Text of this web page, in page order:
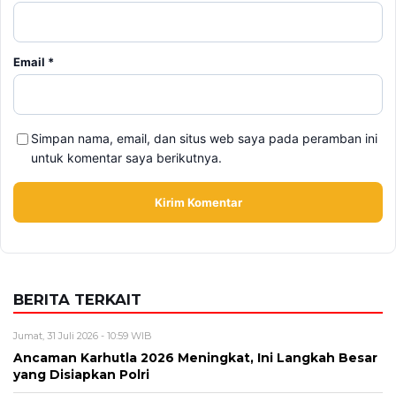
Email *
Simpan nama, email, dan situs web saya pada peramban ini
untuk komentar saya berikutnya.
BERITA TERKAIT
Jumat, 31 Juli 2026 - 10:59 WIB
Ancaman Karhutla 2026 Meningkat, Ini Langkah Besar
yang Disiapkan Polri